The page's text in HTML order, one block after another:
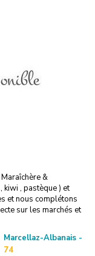
&
, pastèque ) et
et nous complétons
sur les marchés et
Marcellaz-Albanais -
74